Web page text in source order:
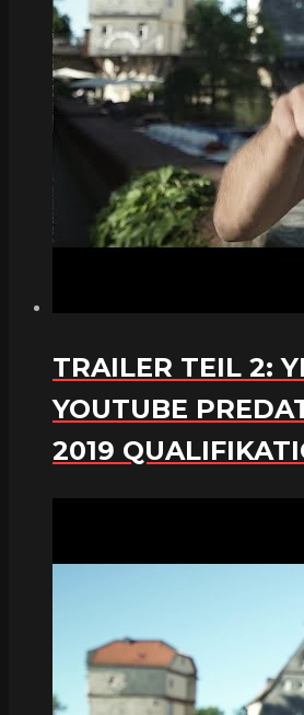
TRAILER TEIL 2:
YOUTUBE
2019